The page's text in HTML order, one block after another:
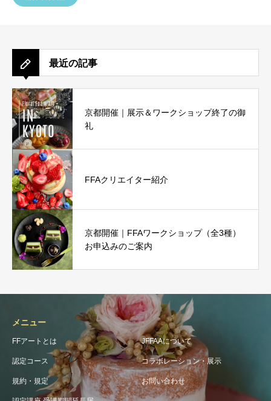
最近の記事
京都開催｜展示＆ワークショップ終了の御
礼
FFAクリエイター紹介
京都開催｜FFAワークショップ（全3種）
お申込みのご案内
メニュー
FFアートとは JFFAAについて
認定コース コラボレーション・展示
規約・規定 お問い合わせ